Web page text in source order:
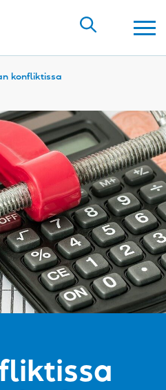
konfliktissa